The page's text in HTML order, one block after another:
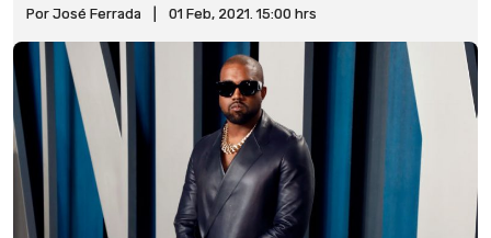
Por José Ferrada 01 Feb, 2021. 15:00 hrs